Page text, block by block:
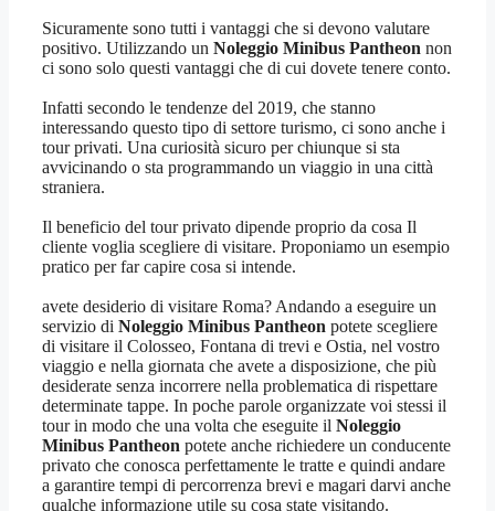
Sicuramente sono tutti i vantaggi che si devono valutare
positivo. Utilizzando un Noleggio Minibus Pantheon non
ci sono solo questi vantaggi che di cui dovete tenere conto.
Infatti secondo le tendenze del 2019, che stanno
interessando questo tipo di settore turismo, ci sono anche i
tour privati. Una curiosità sicuro per chiunque si sta
avvicinando o sta programmando un viaggio in una città
straniera.
Il beneficio del tour privato dipende proprio da cosa Il
cliente voglia scegliere di visitare. Proponiamo un esempio
pratico per far capire cosa si intende.
avete desiderio di visitare Roma? Andando a eseguire un
servizio di Noleggio Minibus Pantheon potete scegliere
di visitare il Colosseo, Fontana di trevi e Ostia, nel vostro
viaggio e nella giornata che avete a disposizione, che più
desiderate senza incorrere nella problematica di rispettare
determinate tappe. In poche parole organizzate voi stessi il
tour in modo che una volta che eseguite il Noleggio
Minibus Pantheon potete anche richiedere un conducente
privato che conosca perfettamente le tratte e quindi andare
a garantire tempi di percorrenza brevi e magari darvi anche
qualche informazione utile su cosa state visitando.